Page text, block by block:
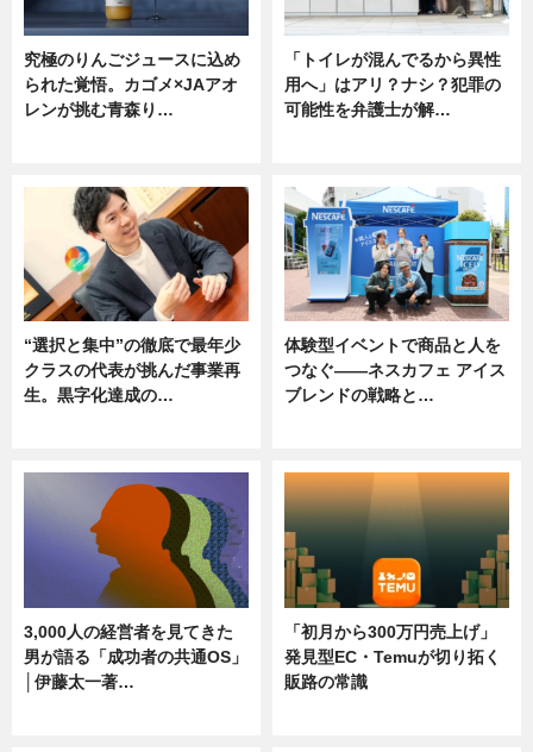
究極のりんごジュースに込め
られた覚悟。カゴメ×JAアオ
レンが挑む青森り…
「トイレが混んでるから異性
用へ」はアリ？ナシ？犯罪の
可能性を弁護士が解…
“選択と集中”の徹底で最年少
クラスの代表が挑んだ事業再
生。黒字化達成の…
体験型イベントで商品と人を
つなぐ――ネスカフェ アイス
ブレンドの戦略と…
3,000人の経営者を見てきた
男が語る「成功者の共通OS」
│伊藤太一著…
「初月から300万円売上げ」
発見型EC・Temuが切り拓く
販路の常識